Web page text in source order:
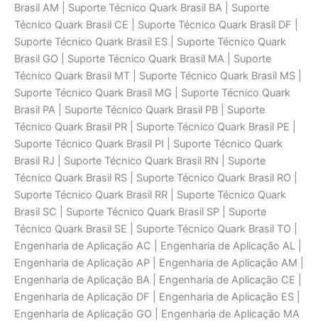
Brasil AM | Suporte Técnico Quark Brasil BA | Suporte
Técnico Quark Brasil CE | Suporte Técnico Quark Brasil DF |
Suporte Técnico Quark Brasil ES | Suporte Técnico Quark
Brasil GO | Suporte Técnico Quark Brasil MA | Suporte
Técnico Quark Brasil MT | Suporte Técnico Quark Brasil MS |
Suporte Técnico Quark Brasil MG | Suporte Técnico Quark
Brasil PA | Suporte Técnico Quark Brasil PB | Suporte
Técnico Quark Brasil PR | Suporte Técnico Quark Brasil PE |
Suporte Técnico Quark Brasil PI | Suporte Técnico Quark
Brasil RJ | Suporte Técnico Quark Brasil RN | Suporte
Técnico Quark Brasil RS | Suporte Técnico Quark Brasil RO |
Suporte Técnico Quark Brasil RR | Suporte Técnico Quark
Brasil SC | Suporte Técnico Quark Brasil SP | Suporte
Técnico Quark Brasil SE | Suporte Técnico Quark Brasil TO |
Engenharia de Aplicaçāo AC | Engenharia de Aplicaçāo AL |
Engenharia de Aplicaçāo AP | Engenharia de Aplicaçāo AM |
Engenharia de Aplicaçāo BA | Engenharia de Aplicaçāo CE |
Engenharia de Aplicaçāo DF | Engenharia de Aplicaçāo ES |
Engenharia de Aplicaçāo GO | Engenharia de Aplicaçāo MA